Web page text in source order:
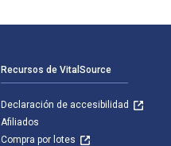
Recursos de VitalSource
Declaración de accesibilidad
Afiliados
Compra por lotes